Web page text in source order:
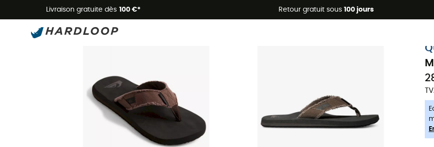
Livraison gratuite dès 100 €* Retour gratuit sous 100 jours
Promos d'été 🔥 -5 % EXTRA dès 2 produits* code Summer5